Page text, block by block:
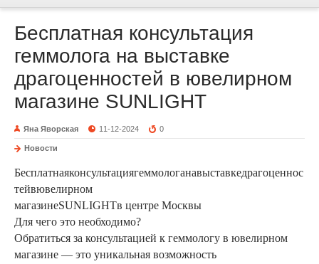
Бесплатная консультация
геммолога на выставке
драгоценностей в ювелирном
магазине SUNLIGHT
Яна Яворская 11-12-2024 0
Новости
Бесплатнаяконсультациягеммологанавыставкедрагоценнос
тейвювелирном
магазинеSUNLIGHTв центре Москвы
Для чего это необходимо?
Обратиться за консультацией к геммологу в ювелирном
магазине — это уникальная возможность